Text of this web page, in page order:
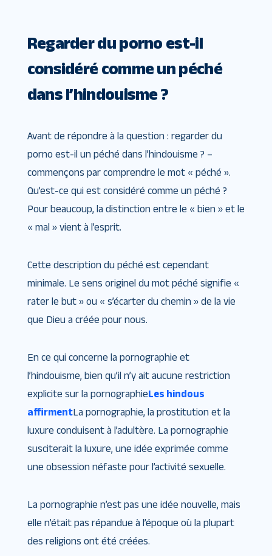
Regarder du porno est-il
considéré comme un péché
dans l’hindouisme ?
Avant de répondre à la question : regarder du
porno est-il un péché dans l’hindouisme ? –
commençons par comprendre le mot « péché ».
Qu’est-ce qui est considéré comme un péché ?
Pour beaucoup, la distinction entre le « bien » et le
« mal » vient à l’esprit.
Cette description du péché est cependant
minimale. Le sens originel du mot péché signifie «
rater le but » ou « s’écarter du chemin » de la vie
que Dieu a créée pour nous.
En ce qui concerne la pornographie et
l’hindouisme, bien qu’il n’y ait aucune restriction
explicite sur la pornographieLes hindous
affirmentLa pornographie, la prostitution et la
luxure conduisent à l’adultère. La pornographie
susciterait la luxure, une idée exprimée comme
une obsession néfaste pour l’activité sexuelle.
La pornographie n’est pas une idée nouvelle, mais
elle n’était pas répandue à l’époque où la plupart
des religions ont été créées.